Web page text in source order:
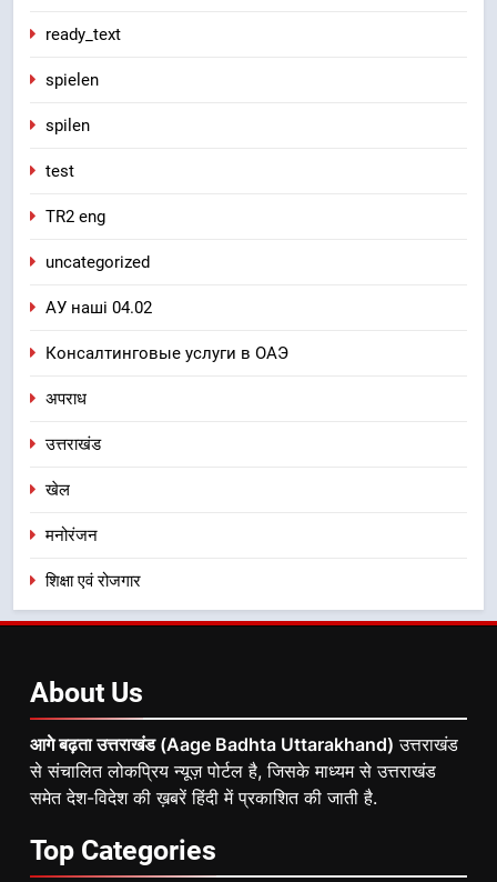
ready_text
spielen
spilen
test
TR2 eng
uncategorized
АУ наші 04.02
Консалтинговые услуги в ОАЭ
अपराध
उत्तराखंड
खेल
मनोरंजन
शिक्षा एवं रोजगार
About Us
आगे बढ़ता उत्तराखंड (Aage Badhta Uttarakhand) उत्तराखंड
से संचालित लोकप्रिय न्यूज़ पोर्टल है, जिसके माध्यम से उत्तराखंड
समेत देश-विदेश की ख़बरें हिंदी में प्रकाशित की जाती है.
Top Categories